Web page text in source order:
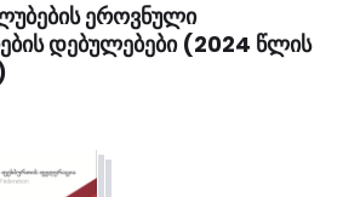
ᲔᲠᲝᲕᲜᲣᲚᲘ
ᲓᲔᲑᲣᲚᲔᲑᲔᲑᲘ (2024 ᲬᲚᲘᲡ